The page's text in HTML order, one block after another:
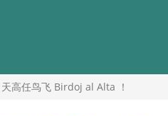
高任鸟飞 Birdoj al Alta ！